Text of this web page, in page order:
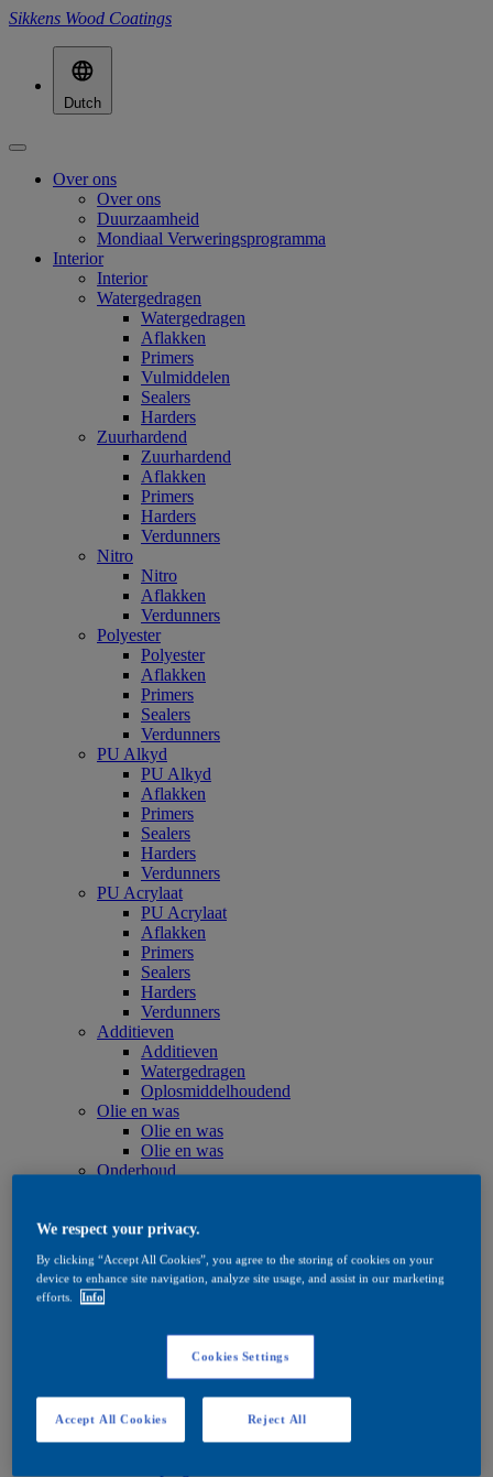
Sikkens Wood Coatings
Dutch
Over ons
Over ons
Duurzaamheid
Mondiaal Verweringsprogramma
Interior
Interior
Watergedragen
Watergedragen
Aflakken
Primers
Vulmiddelen
Sealers
Harders
Zuurhardend
Zuurhardend
Aflakken
Primers
Harders
Verdunners
Nitro
Nitro
Aflakken
Verdunners
Polyester
Polyester
Aflakken
Primers
Sealers
Verdunners
PU Alkyd
PU Alkyd
Aflakken
Primers
Sealers
Harders
Verdunners
PU Acrylaat
PU Acrylaat
Aflakken
Primers
Sealers
Harders
Verdunners
Additieven
Additieven
Watergedragen
Oplosmiddelhoudend
Olie en was
Olie en was
Olie en was
Onderhoud
Oplosmiddelhoudend
Beitsproducten
Beitsproducten
Exterior
Impregneren
We respect your privacy.
By clicking “Accept All Cookies”, you agree to the storing of cookies on your
device to enhance site navigation, analyze site usage, and assist in our marketing
efforts.
Info
Cookies Settings
Reject All
Accept All Cookies